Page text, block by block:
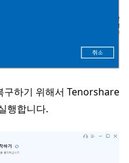
구하기 위해서 Tenorshare
행합니다.